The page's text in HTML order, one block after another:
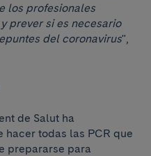
los profesionales
prever si es necesario
del coronavirus",
de Salut ha
todas las PCR que
prepararse para